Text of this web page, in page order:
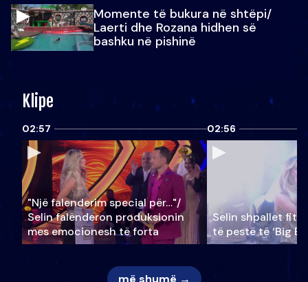
Momente të bukura në shtëpi/
Laerti dhe Rozana hidhen së
bashku në pishinë
Klipe
02:57
"Një falenderim special për…"/
Selin falënderon produksionin
mes emocionesh të forta
02:56
Selin shpallet
të pestë të ‘Big
më shumë →